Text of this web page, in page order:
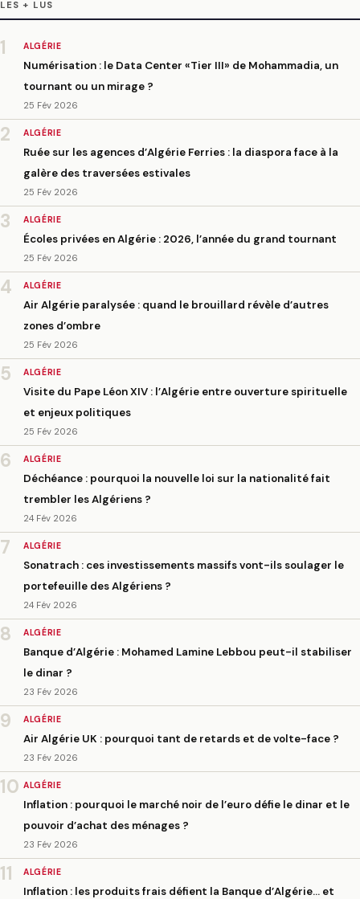
LES + LUS
1 ALGÉRIE
Numérisation : le Data Center «Tier III» de Mohammadia, un
tournant ou un mirage ?
25 Fév 2026
2 ALGÉRIE
Ruée sur les agences d’Algérie Ferries : la diaspora face à la
galère des traversées estivales
25 Fév 2026
3 ALGÉRIE
Écoles privées en Algérie : 2026, l’année du grand tournant
25 Fév 2026
4 ALGÉRIE
Air Algérie paralysée : quand le brouillard révèle d’autres
zones d’ombre
25 Fév 2026
5 ALGÉRIE
Visite du Pape Léon XIV : l’Algérie entre ouverture spirituelle
et enjeux politiques
25 Fév 2026
6 ALGÉRIE
Déchéance : pourquoi la nouvelle loi sur la nationalité fait
trembler les Algériens ?
24 Fév 2026
7 ALGÉRIE
Sonatrach : ces investissements massifs vont-ils soulager le
portefeuille des Algériens ?
24 Fév 2026
8 ALGÉRIE
Banque d’Algérie : Mohamed Lamine Lebbou peut-il stabiliser
le dinar ?
23 Fév 2026
9 ALGÉRIE
Air Algérie UK : pourquoi tant de retards et de volte-face ?
23 Fév 2026
10 ALGÉRIE
Inflation : pourquoi le marché noir de l’euro défie le dinar et le
pouvoir d’achat des ménages ?
23 Fév 2026
11 ALGÉRIE
Inflation : les produits frais défient la Banque d’Algérie… et